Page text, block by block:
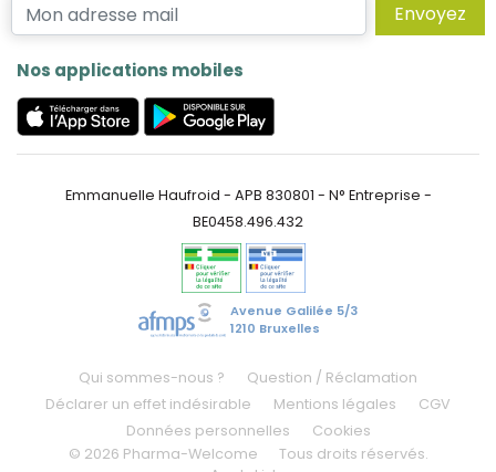
Envoyez
Nos applications mobiles
Emmanuelle Haufroid - APB 830801 - N° Entreprise -
BE0458.496.432
Avenue Galilée 5/3
1210 Bruxelles
Qui sommes-nous ?
Question / Réclamation
Déclarer un effet indésirable
Mentions légales
CGV
Données personnelles
Cookies
© 2026 Pharma-Welcome
Tous droits réservés.